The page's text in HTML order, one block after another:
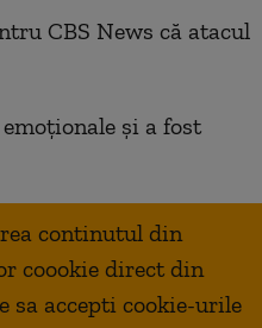
CBS News că atacul
și a fost
continutul din
coookie direct din
sa accepti cookie-urile